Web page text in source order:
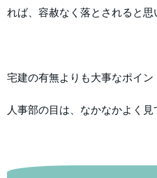
れば、容赦なく落とされると思
宅建の有無よりも大事なポイン
人事部の目は、なかなかよく見